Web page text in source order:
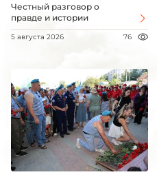
Честный разговор о
правде и истории
5 августа 2026 76